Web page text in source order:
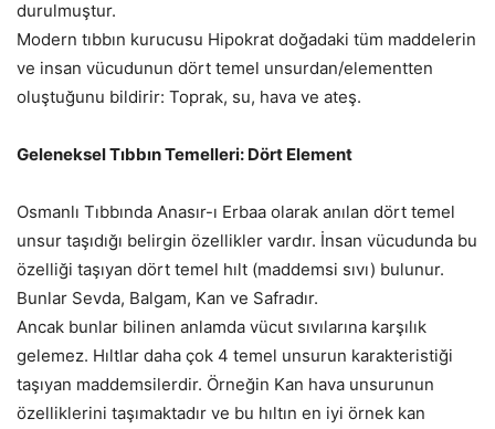
durulmuştur.
Modern tıbbın kurucusu Hipokrat doğadaki tüm maddelerin
ve insan vücudunun dört temel unsurdan/elementten
oluştuğunu bildirir: Toprak, su, hava ve ateş.
Geleneksel Tıbbın Temelleri: Dört Element
Osmanlı Tıbbında Anasır-ı Erbaa olarak anılan dört temel
unsur taşıdığı belirgin özellikler vardır. İnsan vücudunda bu
özelliği taşıyan dört temel hılt (maddemsi sıvı) bulunur.
Bunlar Sevda, Balgam, Kan ve Safradır.
Ancak bunlar bilinen anlamda vücut sıvılarına karşılık
gelemez. Hıltlar daha çok 4 temel unsurun karakteristiği
taşıyan maddemsilerdir. Örneğin Kan hava unsurunun
özelliklerini taşımaktadır ve bu hıltın en iyi örnek kan